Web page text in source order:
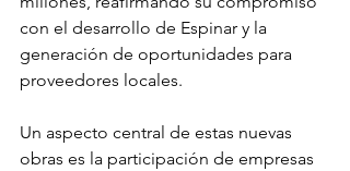
con el desarrollo de Espinar y la
generación de oportunidades para
proveedores locales.
Un aspecto central de estas nuevas
obras es la participación de empresas